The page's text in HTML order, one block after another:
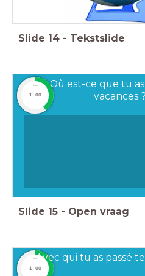
Slide 14 - Tekstslide
Où est-ce que tu
vacances ?
timer
1:00
Slide 15 - Open vraag
Avec qui tu as passé
timer
1:00